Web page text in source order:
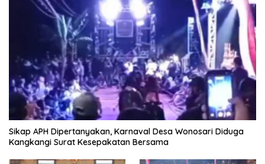
Sikap APH Dipertanyakan, Karnaval Desa Wonosari Diduga
Kangkangi Surat Kesepakatan Bersama